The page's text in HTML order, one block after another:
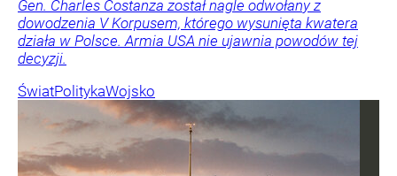
Gen. Charles Costanza został nagle odwołany z
dowodzenia V Korpusem, którego wysunięta kwatera
działa w Polsce. Armia USA nie ujawnia powodów tej
decyzji.
ŚwiatPolitykaWojsko